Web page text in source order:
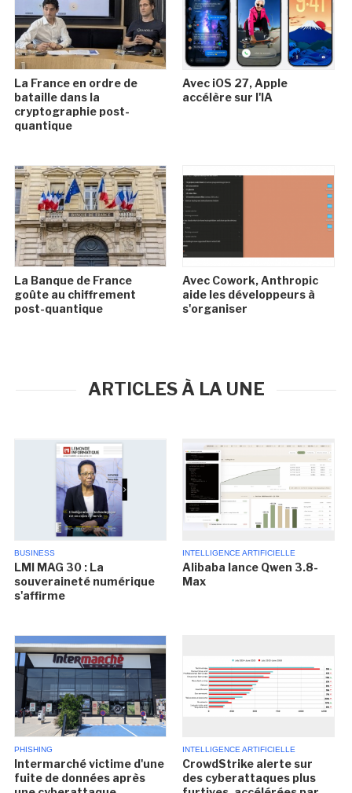
La France en ordre de
bataille dans la
cryptographie post-
quantique
Avec iOS 27, Apple
accélère sur l'IA
La Banque de France
goûte au chiffrement
post-quantique
Avec Cowork, Anthropic
aide les développeurs à
s'organiser
ARTICLES À LA UNE
BUSINESS
LMI MAG 30 : La
souveraineté numérique
s'affirme
INTELLIGENCE ARTIFICIELLE
Alibaba lance Qwen 3.8-
Max
PHISHING
Intermarché victime d'une
fuite de données après
INTELLIGENCE ARTIFICIELLE
CrowdStrike alerte sur
des cyberattaques plus